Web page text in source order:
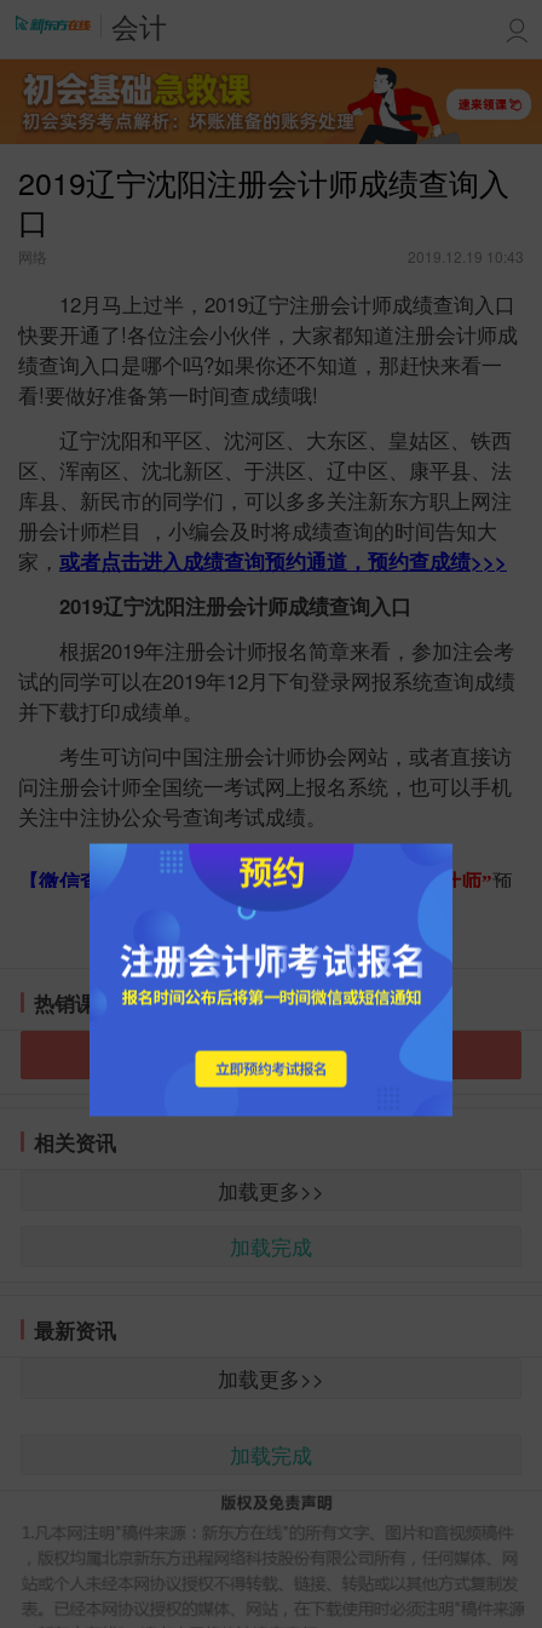
会计
2019辽宁沈阳注册会计师成绩查询入
口
网络 2019.12.19 10:43
12月马上过半，2019辽宁注册会计师成绩查询入口
快要开通了!各位注会小伙伴，大家都知道注册会计师成
绩查询入口是哪个吗?如果你还不知道，那赶快来看一
看!要做好准备第一时间查成绩哦!
辽宁沈阳和平区、沈河区、大东区、皇姑区、铁西
区、浑南区、沈北新区、于洪区、辽中区、康平县、法
库县、新民市的同学们，可以多多关注新东方职上网注
册会计师栏目 ，小编会及时将成绩查询的时间告知大
家， 或者点击进入成绩查询预约通道，预约查成绩>>>
2019辽宁沈阳注册会计师成绩查询入口
根据2019年注册会计师报名简章来看，参加注会考
试的同学可以在2019年12月下旬登录网报系统查询成绩
并下载打印成绩单。
考生可访问中国注册会计师协会网站，或者直接访
问注册会计师全国统一考试网上报名系统，也可以手机
关注中注协公众号查询考试成绩。
【微信查分通道】 微信搜索或扫码 “职上注册会计师”预
约成绩查分入口，出成绩后将第一时间通知您！
友情提醒：成绩查询期间系统可能繁忙，若无法成
功登录，请各位考生避开查询高峰期进行查分!
答：请先确认中国注册会计师协会是否已经开通了
册会计师成绩查询高峰期，或者换浏览器重试。
2、注会成绩查询需要准考证号吗?
答：不需要，有身份证号、姓名、网报系统登录密
码就可以查询注册会计师考试成绩。
加载更多
热销课程排行榜
进入会计选课中心
相关资讯
加载更多>>
加载完成
最新资讯
加载更多>>
加载完成